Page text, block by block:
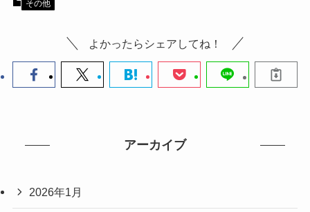
その他
よかったらシェアしてね！
アーカイブ
2026年1月